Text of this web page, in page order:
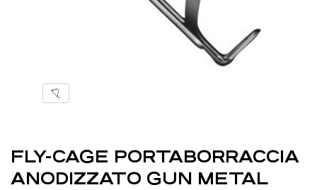
FLY-CAGE PORTABORRACCIA
ANODIZZATO GUN METAL